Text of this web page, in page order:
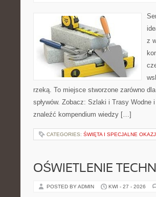
z
rzeką. To miejsce stworzone zarówno
spływów. Zobacz: Szlaki i Trasy
znaleźć kompendium wiedzy […]
CATEGORIES: ŚWIĘTA I SPECJALNE
OŚWIETLENIE
POSTED BY ADMIN KWI - 27 - 2026